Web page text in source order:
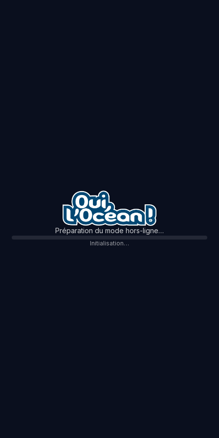
Préparation du mode hors-ligne…
Initialisation…